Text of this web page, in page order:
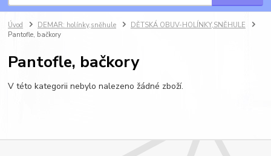
Úvod DEMAR: holínky,sněhule
DĚTSKÁ OBUV-HOLÍNKY,SNĚHULE
Pantofle, bačkory
Pantofle, bačkory
V této kategorii nebylo nalezeno žádné zboží.